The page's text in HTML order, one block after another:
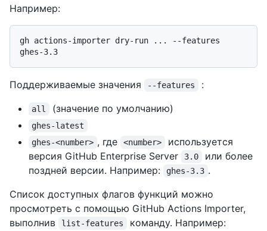
Например:
gh actions-importer dry-run ... --features
Поддерживаемые значения --features :
all (значение по умолчанию)
ghes-latest
ghes-<number> , где <number>
используется
версия GitHub Enterprise Server
3.0
или более
поздней версии. Например:
ghes-3.3 .
Список доступных флагов функций можно
просмотреть с помощью GitHub Actions Importer,
выполнив
list-features команду. Например: